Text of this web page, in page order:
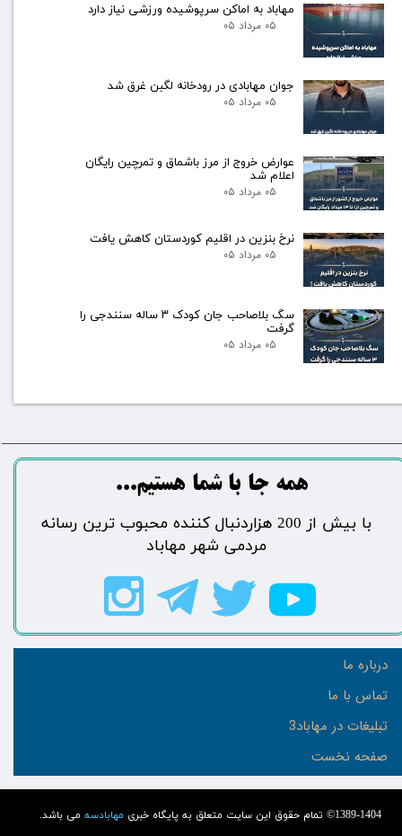
مهاباد به اماکن سرپوشیده ورزشی نیاز دارد
۰۵ مرداد ۰۵
جوان مهابادی در رودخانه لگبن غرق شد
۰۵ مرداد ۰۵
عوارض خروج از مرز باشماق و تمرچین رایگان
اعلام شد
۰۵ مرداد ۰۵
نرخ بنزین در اقلیم کوردستان کاهش یافت
۰۵ مرداد ۰۵
سگ بلاصاحب جان کودک ۳ ساله سنندجی را
گرفت
۰۵ مرداد ۰۵
1389-1404© تمام حقوق این سایت متعلق به پایگاه خبری مهابادسه می باشد.
درباره ما
تماس با ما
تبلیغات در مهاباد3
صفحه نخست
​​​همه جا با شما هستیم...​​​​​​​​​​​​​​
​با بیش از 200 هزاردنبال کننده محبوب ترین رسانه
مردمی شهر مهاباد​​​​​​​​​​​​​​